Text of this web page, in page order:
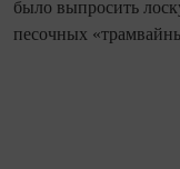
было выпросить
песочных